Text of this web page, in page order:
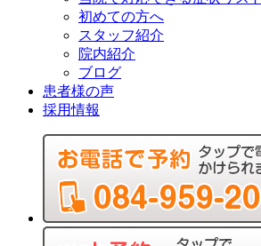
初めての方へ
スタッフ紹介
院内紹介
ブログ
患者様の声
採用情報